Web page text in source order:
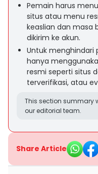
Pemain harus
situs atau menu
keaslian dan masa
dikirim ke akun.
Untuk menghindari
hanya
resmi seperti situs
terverifikasi, atau
This section summary
our editorial team.
Share Article